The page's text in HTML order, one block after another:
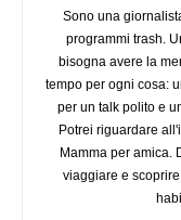
Sono una
programmi trash.
bisogna avere la
tempo per ogni cosa:
per un talk polito e
Potrei riguardare
Mamma per amica.
viaggiare e